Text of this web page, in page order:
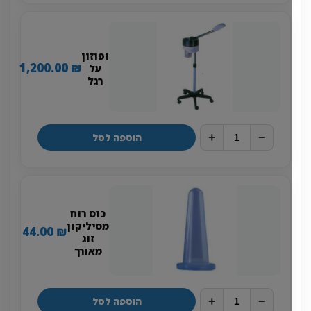
ופוזון
1,200.00 ₪
הוספה לסל
כוס רוח
מסיליקון
מאורך
44.00₪
הוספה לסל